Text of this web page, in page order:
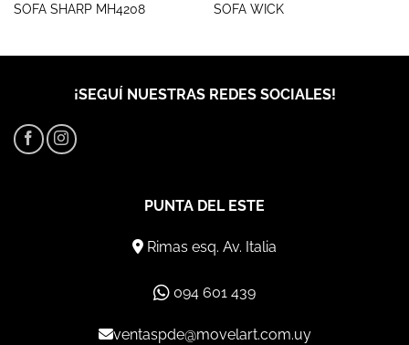
SOFA SHARP MH4208 SOFA WICK
¡SEGUÍ NUESTRAS REDES SOCIALES!
PUNTA DEL ESTE
Rimas esq. Av. Italia
094 601 439
ventaspde@movelart.com.uy